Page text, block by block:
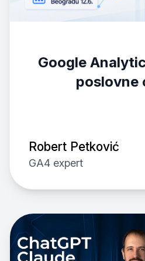
Google
poslovne
Robert Petković
GA4 expert